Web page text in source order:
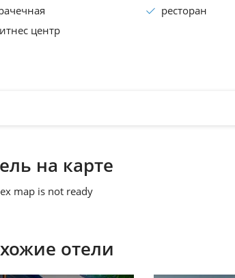
ресторан
центр
на карте
map is not ready
отели